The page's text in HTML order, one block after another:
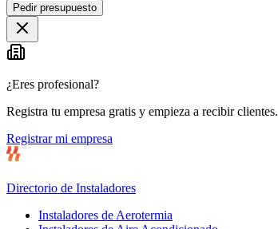
+
−
Pedir presupuesto
¿Eres profesional?
Registra tu empresa gratis y empieza a recibir clientes.
Registrar mi empresa
Directorio de Instaladores
Instaladores de Aerotermia